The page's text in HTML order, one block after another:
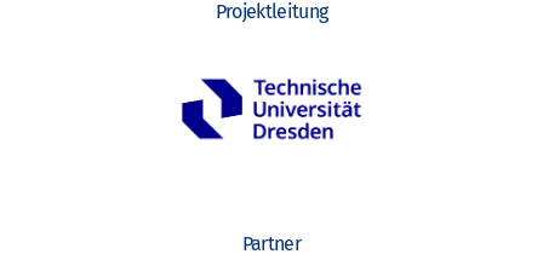
Projektleitung
Partner